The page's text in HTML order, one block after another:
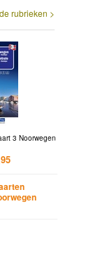
rubrieken >
3 Noorwegen